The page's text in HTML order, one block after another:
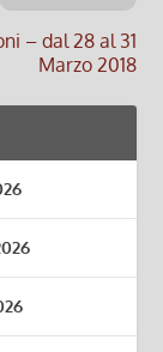
– dal 28 al 31
Marzo 2018